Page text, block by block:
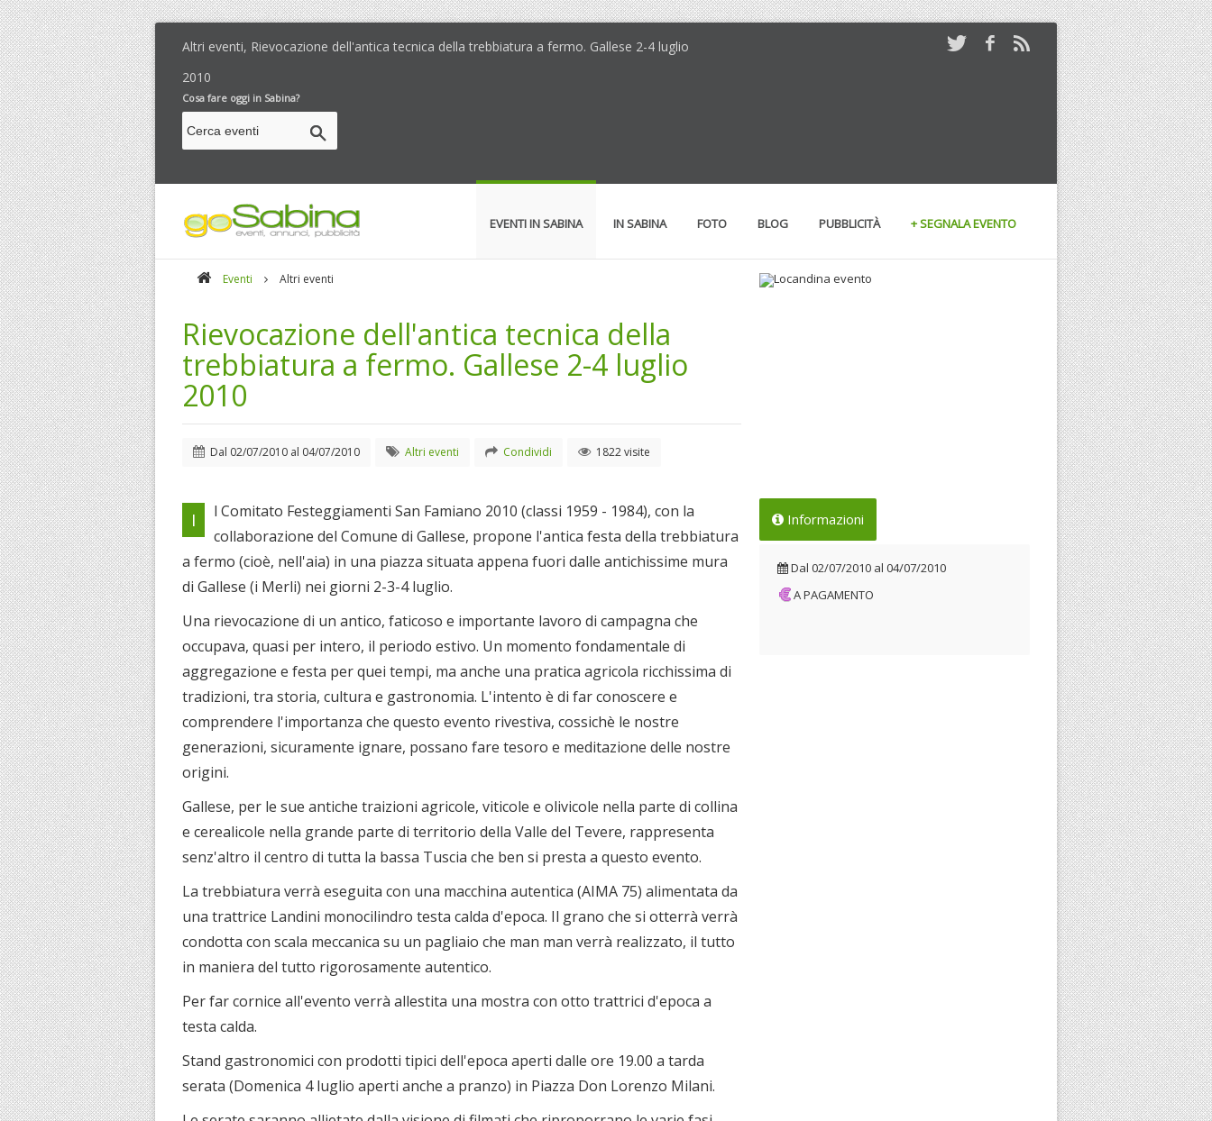
Altri eventi, Rievocazione dell'antica tecnica della trebbiatura a fermo. Gallese 2-4 luglio
2010
Cosa fare oggi in Sabina?
EVENTI IN SABINA IN SABINA FOTO BLOG PUBBLICITÀ + SEGNALA EVENTO
Eventi Altri eventi
Rievocazione dell'antica tecnica della
trebbiatura a fermo. Gallese 2-4 luglio
2010
Dal 02/07/2010 al 04/07/2010 Altri eventi Condividi 1822 visite
I
l Comitato Festeggiamenti San Famiano 2010 (classi 1959 - 1984), con la
collaborazione del Comune di Gallese, propone l'antica festa della trebbiatura
a fermo (cioè, nell'aia) in una piazza situata appena fuori dalle antichissime mura
di Gallese (i Merli) nei giorni 2-3-4 luglio.
Una rievocazione di un antico, faticoso e importante lavoro di campagna che
occupava, quasi per intero, il periodo estivo. Un momento fondamentale di
aggregazione e festa per quei tempi, ma anche una pratica agricola ricchissima di
tradizioni, tra storia, cultura e gastronomia. L'intento è di far conoscere e
comprendere l'importanza che questo evento rivestiva, cossichè le nostre
generazioni, sicuramente ignare, possano fare tesoro e meditazione delle nostre
origini.
Gallese, per le sue antiche traizioni agricole, viticole e olivicole nella parte di collina
e cerealicole nella grande parte di territorio della Valle del Tevere, rappresenta
senz'altro il centro di tutta la bassa Tuscia che ben si presta a questo evento.
La trebbiatura verrà eseguita con una macchina autentica (AIMA 75) alimentata da
una trattrice Landini monocilindro testa calda d'epoca. Il grano che si otterrà verrà
condotta con scala meccanica su un pagliaio che man man verrà realizzato, il tutto
in maniera del tutto rigorosamente autentico.
Per far cornice all'evento verrà allestita una mostra con otto trattrici d'epoca a
testa calda.
Stand gastronomici con prodotti tipici dell'epoca aperti dalle ore 19.00 a tarda
serata (Domenica 4 luglio aperti anche a pranzo) in Piazza Don Lorenzo Milani.
Informazioni
Dal 02/07/2010 al 04/07/2010
A PAGAMENTO